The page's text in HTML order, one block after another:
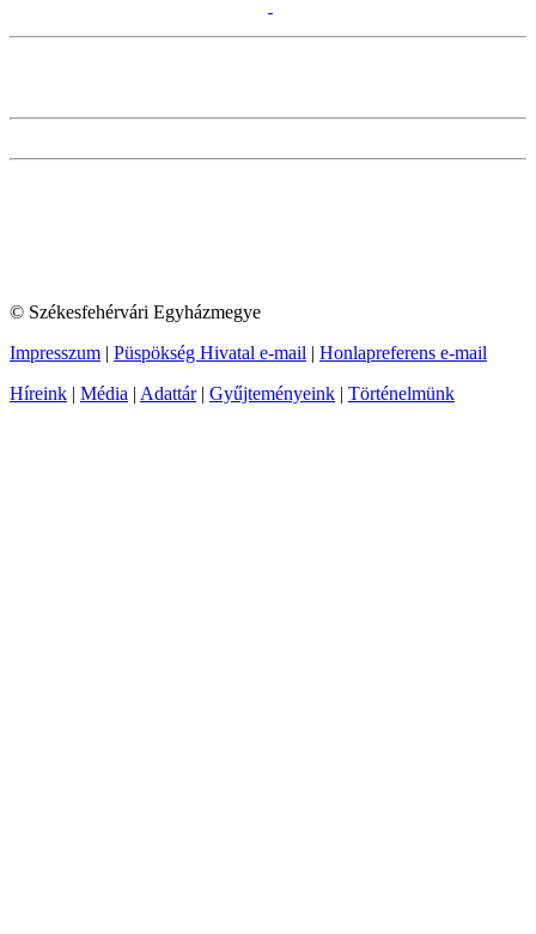
© Székesfehérvári Egyházmegye
Impresszum | Püspökség Hivatal e-mail | Honlapreferens e-mail
Híreink | Média | Adattár| Gyűjteményeink | Történelmünk